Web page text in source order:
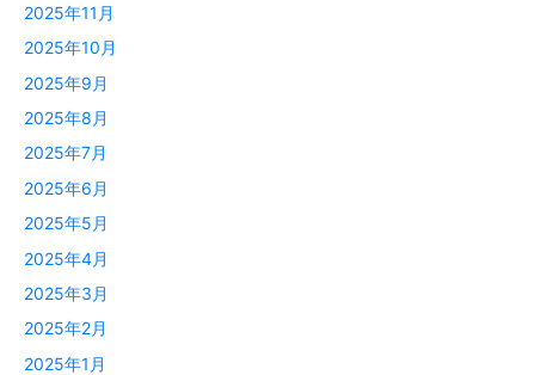
2025年11月
2025年10月
2025年9月
2025年8月
2025年7月
2025年6月
2025年5月
2025年4月
2025年3月
2025年2月
2025年1月